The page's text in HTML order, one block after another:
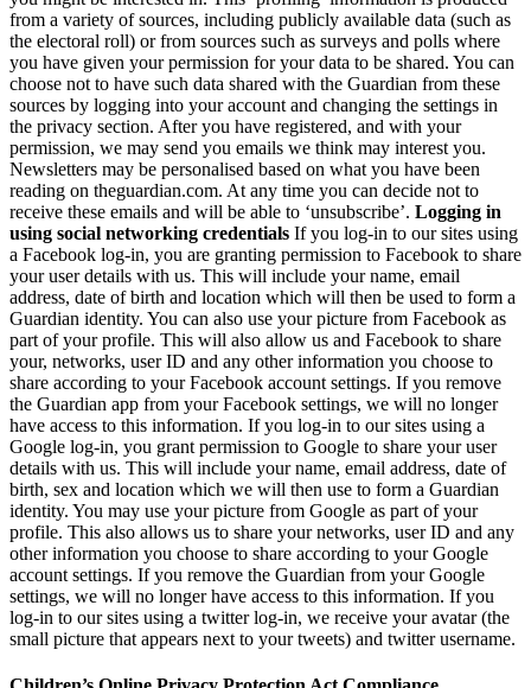
from a variety of sources, including publicly available data (such as
the electoral roll) or from sources such as surveys and polls where
you have given your permission for your data to be shared. You can
choose not to have such data shared with the Guardian from these
sources by logging into your account and changing the settings in
the privacy section. After you have registered, and with your
permission, we may send you emails we think may interest you.
Newsletters may be personalised based on what you have been
reading on theguardian.com. At any time you can decide not to
receive these emails and will be able to ‘unsubscribe’. Logging in
using social networking credentials If you log-in to our sites using
a Facebook log-in, you are granting permission to Facebook to share
your user details with us. This will include your name, email
address, date of birth and location which will then be used to form a
Guardian identity. You can also use your picture from Facebook as
part of your profile. This will also allow us and Facebook to share
your, networks, user ID and any other information you choose to
share according to your Facebook account settings. If you remove
the Guardian app from your Facebook settings, we will no longer
have access to this information. If you log-in to our sites using a
Google log-in, you grant permission to Google to share your user
details with us. This will include your name, email address, date of
birth, sex and location which we will then use to form a Guardian
identity. You may use your picture from Google as part of your
profile. This also allows us to share your networks, user ID and any
other information you choose to share according to your Google
account settings. If you remove the Guardian from your Google
settings, we will no longer have access to this information. If you
log-in to our sites using a twitter log-in, we receive your avatar (the
small picture that appears next to your tweets) and twitter username.